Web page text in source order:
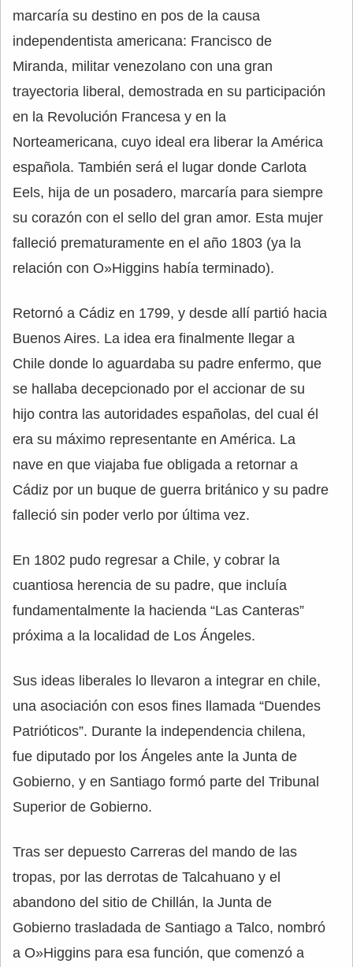
marcaría su destino en pos de la causa
independentista americana: Francisco de
Miranda, militar venezolano con una gran
trayectoria liberal, demostrada en su participación
en la Revolución Francesa y en la
Norteamericana, cuyo ideal era liberar la América
española. También será el lugar donde Carlota
Eels, hija de un posadero, marcaría para siempre
su corazón con el sello del gran amor. Esta mujer
falleció prematuramente en el año 1803 (ya la
relación con O»Higgins había terminado).
Retornó a Cádiz en 1799, y desde allí partió hacia
Buenos Aires. La idea era finalmente llegar a
Chile donde lo aguardaba su padre enfermo, que
se hallaba decepcionado por el accionar de su
hijo contra las autoridades españolas, del cual él
era su máximo representante en América. La
nave en que viajaba fue obligada a retornar a
Cádiz por un buque de guerra británico y su padre
falleció sin poder verlo por última vez.
En 1802 pudo regresar a Chile, y cobrar la
cuantiosa herencia de su padre, que incluía
fundamentalmente la hacienda “Las Canteras”
próxima a la localidad de Los Ángeles.
Sus ideas liberales lo llevaron a integrar en chile,
una asociación con esos fines llamada “Duendes
Patrióticos”. Durante la independencia chilena,
fue diputado por los Ángeles ante la Junta de
Gobierno, y en Santiago formó parte del Tribunal
Superior de Gobierno.
Tras ser depuesto Carreras del mando de las
tropas, por las derrotas de Talcahuano y el
abandono del sitio de Chillán, la Junta de
Gobierno trasladada de Santiago a Talco, nombró
a O»Higgins para esa función, que comenzó a